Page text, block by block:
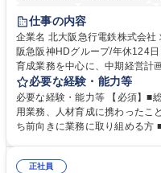
退職金あり
土日祝休み
服装自由 昼食
仕事の内容
企業名 北大阪急行電鉄株式会社 求人名 【豊中市/総務人事】経験者歓迎！/
阪急阪神HDグループ/年休124日 仕事の内容 当社にて採用関係業務、人
育成業務を中心に、中期経営計
定、さらに社内の重要会議の運
務全般を担当していただきます。 【主な業務内容】 ■採用関係業務お
人材育成(社員研修)業務の推進
投資計画等の策定 ■社内の重要
務人事】経験者歓迎！/阪急阪神
必要な経験・能力等
必要な経験・能力等 【必須】■
用業務、人材育成に携わったことのある方 【求める人
ち前向きに業務に取り組める方
囲のメンバーと協調しつつ主体
正社員